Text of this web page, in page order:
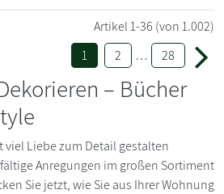
Artikel1-36 (von 1.002)
1
2 … 28
– Bücher
viel Liebe zum Detail gestalten
Anregungen im großen Sortiment
Sie jetzt, wie Sie aus Ihrer Wohnung